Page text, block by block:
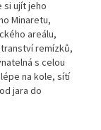
si ujít jeho
Minaretu,
areálu,
remízků,
s celou
na kole, sítí
jara do